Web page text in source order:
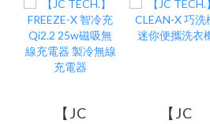
【JC
【JC